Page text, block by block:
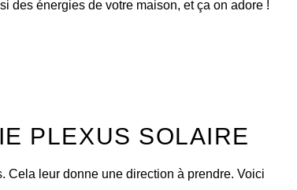
des énergies de votre maison, et ça on adore !
PLEXUS SOLAIRE
Cela leur donne une direction à prendre. Voici